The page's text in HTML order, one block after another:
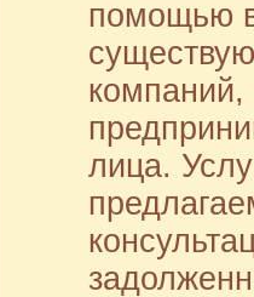
помощью
лица.